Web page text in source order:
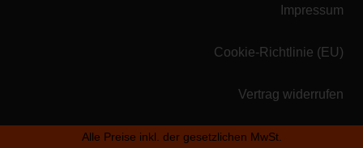
Impressum
Cookie-Richtlinie (EU)
Vertrag widerrufen
Alle Preise inkl. der gesetzlichen MwSt.